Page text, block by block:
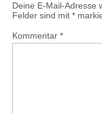
Deine E-Mail-Adresse
Felder sind mit *
Kommentar *